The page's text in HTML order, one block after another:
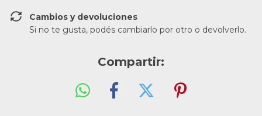
Cambios y devoluciones
Si no te gusta, podés cambiarlo por otro o devolverlo.
Compartir: